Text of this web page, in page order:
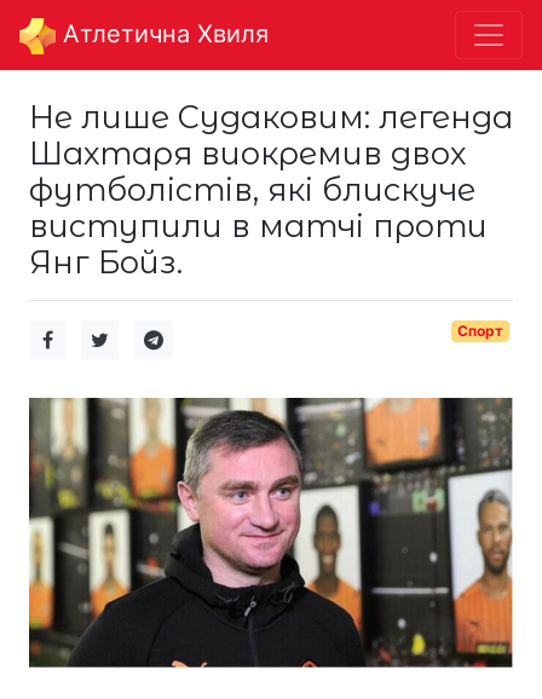
Aтлетична Хвиля
Не лише Судаковим: легенда
Шахтаря виокремив двох
футболістів, які блискуче
виступили в матчі проти
Янг Бойз.
Спорт